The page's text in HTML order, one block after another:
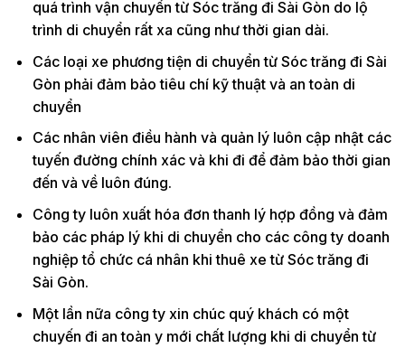
quá trình vận chuyển từ Sóc trăng đi Sài Gòn do lộ
trình di chuyển rất xa cũng như thời gian dài.
Các loại xe phương tiện di chuyển từ Sóc trăng đi Sài
Gòn phải đảm bảo tiêu chí kỹ thuật và an toàn di
chuyển
Các nhân viên điều hành và quản lý luôn cập nhật các
tuyến đường chính xác và khi đi để đảm bảo thời gian
đến và về luôn đúng.
Công ty luôn xuất hóa đơn thanh lý hợp đồng và đảm
bảo các pháp lý khi di chuyển cho các công ty doanh
nghiệp tổ chức cá nhân khi thuê xe từ Sóc trăng đi
Sài Gòn.
Một lần nữa công ty xin chúc quý khách có một
chuyến đi an toàn y mới chất lượng khi di chuyển từ